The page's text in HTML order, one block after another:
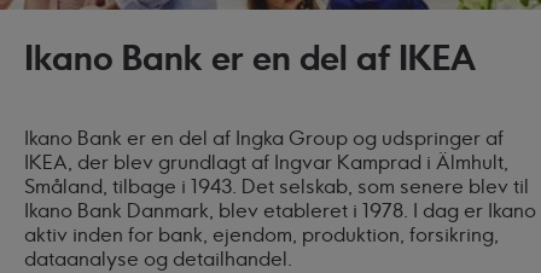
Ikano Bank er en del af IKEA
Ikano Bank er en del af Ingka Group og udspringer af
IKEA, der blev grundlagt af Ingvar Kamprad i Älmhult,
Småland, tilbage i 1943. Det selskab, som senere blev til
Ikano Bank Danmark, blev etableret i 1978. I dag er Ikano
aktiv inden for bank, ejendom, produktion, forsikring,
dataanalyse og detailhandel.